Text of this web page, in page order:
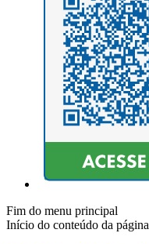
Fim do menu principal
Início do conteúdo da página